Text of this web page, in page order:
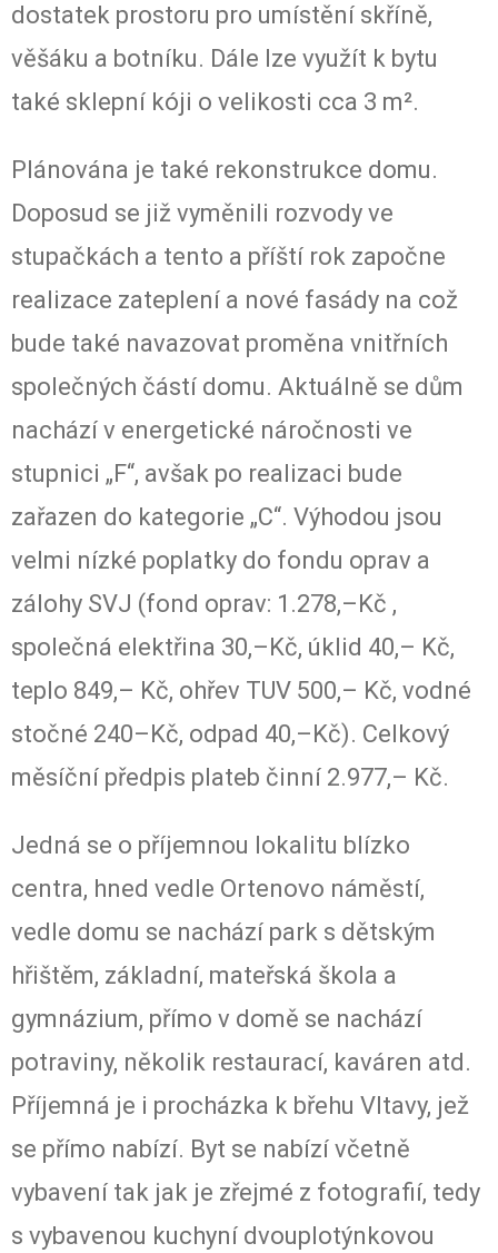
dostatek prostoru pro umístění skříně,
věšáku a botníku. Dále lze využít k bytu
také sklepní kóji o velikosti cca 3 m².
Plánována je také rekonstrukce domu.
Doposud se již vyměnili rozvody ve
stupačkách a tento a příští rok započne
realizace zateplení a nové fasády na což
bude také navazovat proměna vnitřních
společných částí domu. Aktuálně se dům
nachází v energetické náročnosti ve
stupnici „F“, avšak po realizaci bude
zařazen do kategorie „C“. Výhodou jsou
velmi nízké poplatky do fondu oprav a
zálohy SVJ (fond oprav: 1.278,–Kč ,
společná elektřina 30,–Kč, úklid 40,– Kč,
teplo 849,– Kč, ohřev TUV 500,– Kč, vodné
stočné 240–Kč, odpad 40,–Kč). Celkový
měsíční předpis plateb činní 2.977,– Kč.
Jedná se o příjemnou lokalitu blízko
centra, hned vedle Ortenovo náměstí,
vedle domu se nachází park s dětským
hřištěm, základní, mateřská škola a
gymnázium, přímo v domě se nachází
potraviny, několik restaurací, kaváren atd.
Příjemná je i procházka k břehu Vltavy, jež
se přímo nabízí. Byt se nabízí včetně
vybavení tak jak je zřejmé z fotografií, tedy
s vybavenou kuchyní dvouplotýnkovou